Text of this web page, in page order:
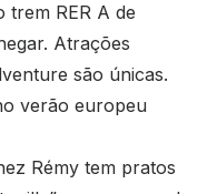
trem RER A de
Atrações
são únicas.
verão europeu
Rémy tem pratos